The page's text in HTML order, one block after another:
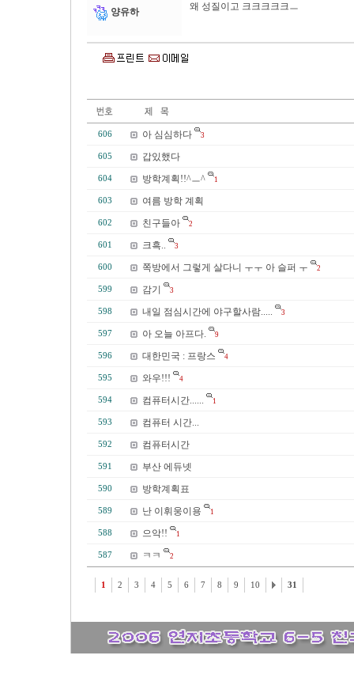
양유하 왜 성질이고 크크크크크ㅡ
606 아 심심하다 3
605 갑있했다
604 방학계획!!^ㅡ^ 1
603 여름 방학 계획
602 친구들아 2
601 크흑.. 3
600 쪽방에서 그렇게 살다니 ㅜㅜ 아 슬퍼 ㅜ 2
599 감기 3
598 내일 점심시간에 야구할사람..... 3
597 아 오늘 아프다. 9
596 대한민국 : 프랑스 4
595 와우!!! 4
594 컴퓨터시간...... 1
593 컴퓨터 시간...
592 컴퓨터시간
591 부산 에듀넷
590 방학계획표
589 난 이휘웅이용 1
588 으악!! 1
587 ㅋㅋ 2
1 2 3 4 5 6 7 8 9 10 31